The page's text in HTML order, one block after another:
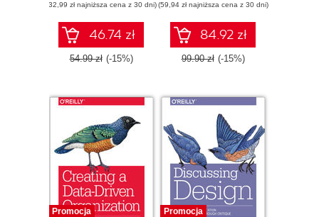
(32,99 zł najniższa cena z 30 dni)
46.74 zł
54.99 zł (-15%)
Trustworthy
Safeguards
(59,94 zł najniższa cena z 30 dni)
84.92 zł
99.90 zł (-15%)
Promocja Promocja